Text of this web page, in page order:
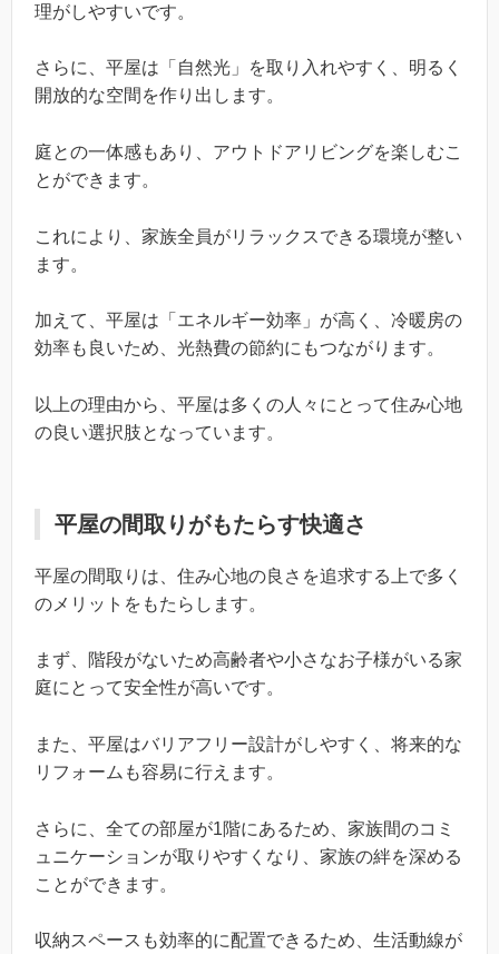
理がしやすいです。
さらに、平屋は「自然光」を取り入れやすく、明るく
開放的な空間を作り出します。
庭との一体感もあり、アウトドアリビングを楽しむこ
とができます。
これにより、家族全員がリラックスできる環境が整い
ます。
加えて、平屋は「エネルギー効率」が高く、冷暖房の
効率も良いため、光熱費の節約にもつながります。
以上の理由から、平屋は多くの人々にとって住み心地
の良い選択肢となっています。
平屋の間取りがもたらす快適さ
平屋の間取りは、住み心地の良さを追求する上で多く
のメリットをもたらします。
まず、階段がないため高齢者や小さなお子様がいる家
庭にとって安全性が高いです。
また、平屋はバリアフリー設計がしやすく、将来的な
リフォームも容易に行えます。
さらに、全ての部屋が1階にあるため、家族間のコミ
ュニケーションが取りやすくなり、家族の絆を深める
ことができます。
収納スペースも効率的に配置できるため、生活動線が